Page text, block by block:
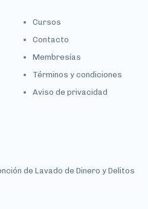
Cursos
Contacto
Membresías
Términos y condiciones
Aviso de privacidad
de Lavado de Dinero y Delitos